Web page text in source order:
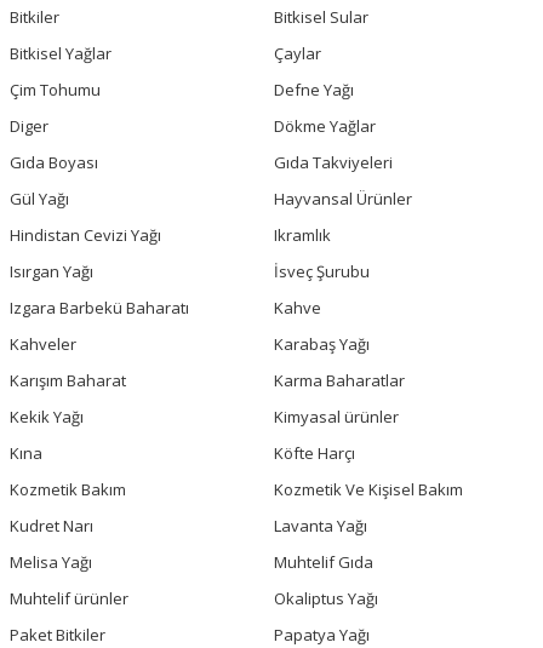
Bitkiler
Bitkisel Sular
Bitkisel Yağlar
Çaylar
Çim Tohumu
Defne Yağı
Diger
Dökme Yağlar
Gıda Boyası
Gıda Takviyeleri
Gül Yağı
Hayvansal Ürünler
Hindistan Cevizi Yağı
Ikramlık
Isırgan Yağı
İsveç Şurubu
Izgara Barbekü Baharatı
Kahve
Kahveler
Karabaş Yağı
Karışım Baharat
Karma Baharatlar
Kekik Yağı
Kimyasal ürünler
Kına
Köfte Harçı
Kozmetik Bakım
Kozmetik Ve Kişisel Bakım
Kudret Narı
Lavanta Yağı
Melisa Yağı
Muhtelif Gıda
Muhtelif ürünler
Okaliptus Yağı
Paket Bitkiler
Papatya Yağı